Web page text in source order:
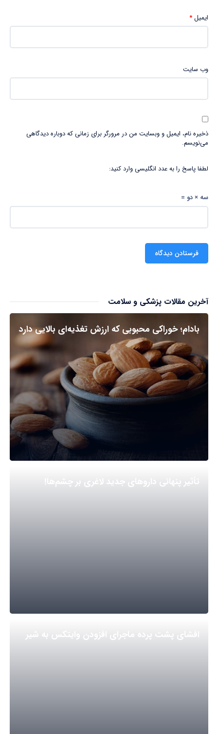
ایمیل*
وب‌ سایت
ذخیره نام، ایمیل و وبسایت من در مرورگر برای زمانی که دوباره دیدگاهی
می‌نویسم.
لطفا پاسخ را به عدد انگلیسی وارد کنید:
سه × دو =
آخرین مقالات پزشکی و سلامت
بادام؛ خوراکی محبوبی که ارزش تغذیه‌ای بالایی دارد
تأثیر پنهانی داروهای جدید لاغری بر چشم‌ها!
افشای پشت پرده ماجرای افزودن وایتکس به شیر